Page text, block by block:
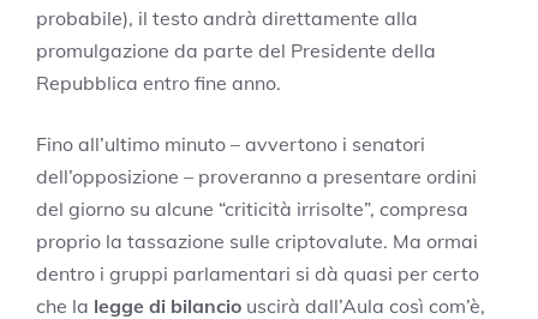
probabile), il testo andrà direttamente alla
promulgazione da parte del Presidente della
Repubblica entro fine anno.
Fino all’ultimo minuto – avvertono i senatori
dell’opposizione – proveranno a presentare ordini
del giorno su alcune “criticità irrisolte”, compresa
proprio la tassazione sulle criptovalute. Ma ormai
dentro i gruppi parlamentari si dà quasi per certo
che la legge di bilancio uscirà dall’Aula così com’è,